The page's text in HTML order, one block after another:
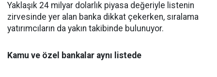
Yaklaşık 24 milyar dolarlık piyasa değeriyle listenin
zirvesinde yer alan banka dikkat çekerken, sıralama
yatırımcıların da yakın takibinde bulunuyor.
Kamu ve özel bankalar aynı listede